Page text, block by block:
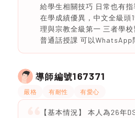
給學生相關技巧 日常也有
在學成績優異，中文全級頭
理與宗教全級第一 三者學
普通話授課 可以WhatsApp
導師編號167371
嚴格 有耐性 有愛心
【基本情況】 本人為26年